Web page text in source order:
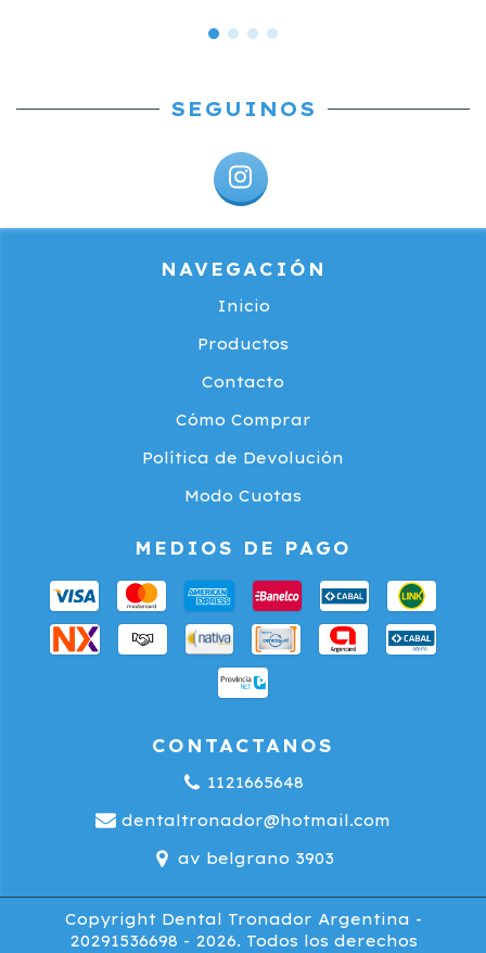
SEGUINOS
NAVEGACIÓN
Inicio
Productos
Contacto
Cómo Comprar
Política de Devolución
Modo Cuotas
MEDIOS DE PAGO
CONTACTANOS
1121665648
dentaltronador@hotmail.com
av belgrano 3903
Copyright Dental Tronador Argentina -
20291536698 - 2026. Todos los derechos